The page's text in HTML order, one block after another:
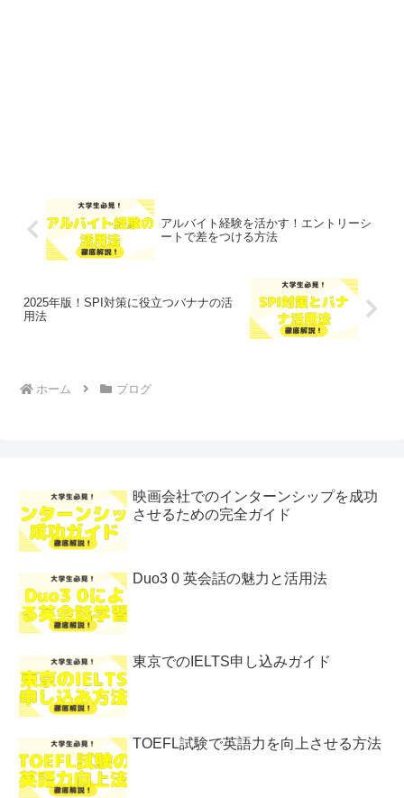
アルバイト経験を活かす！エントリーシ
ートで差をつける方法
2025年版！SPI対策に役立つバナナの活
用法
ホーム ブログ
映画会社でのインターンシップを成功
させるための完全ガイド
Duo3 0 英会話の魅力と活用法
東京でのIELTS申し込みガイド
TOEFL試験で英語力を向上させる方法